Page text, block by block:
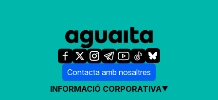
Contacta amb nosaltres
INFORMACIÓ CORPORATIVA